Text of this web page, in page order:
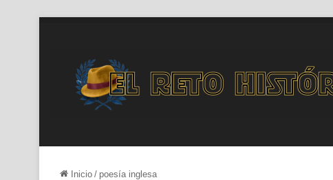
Inicio / poesía inglesa